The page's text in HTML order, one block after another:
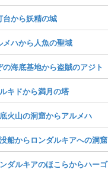
台から妖精の城
ハから人魚の聖域
海底基地から盗賊のアジト
キドから満月の塔
火山の洞窟からアルメハ
船からロンダルキアへの洞窟
ダルキアのほこらからハーゴ